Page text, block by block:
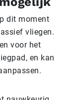
dit moment
vliegen.
voor het
en kan